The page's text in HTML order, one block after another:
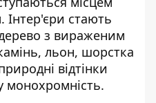
Інтер'єри стають
з вираженим
льон, шорстка
відтінки
монохромність.